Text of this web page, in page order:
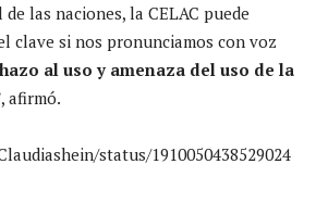
las naciones, la CELAC puede
clave si nos pronunciamos con voz
al uso y amenaza del uso de la
afirmó.
status/1910050438529024